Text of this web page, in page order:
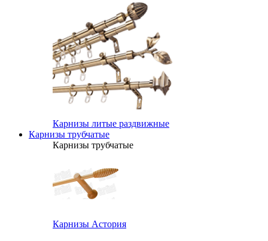
Карнизы литые раздвижные
Карнизы трубчатые
Карнизы трубчатые
Карнизы Астория